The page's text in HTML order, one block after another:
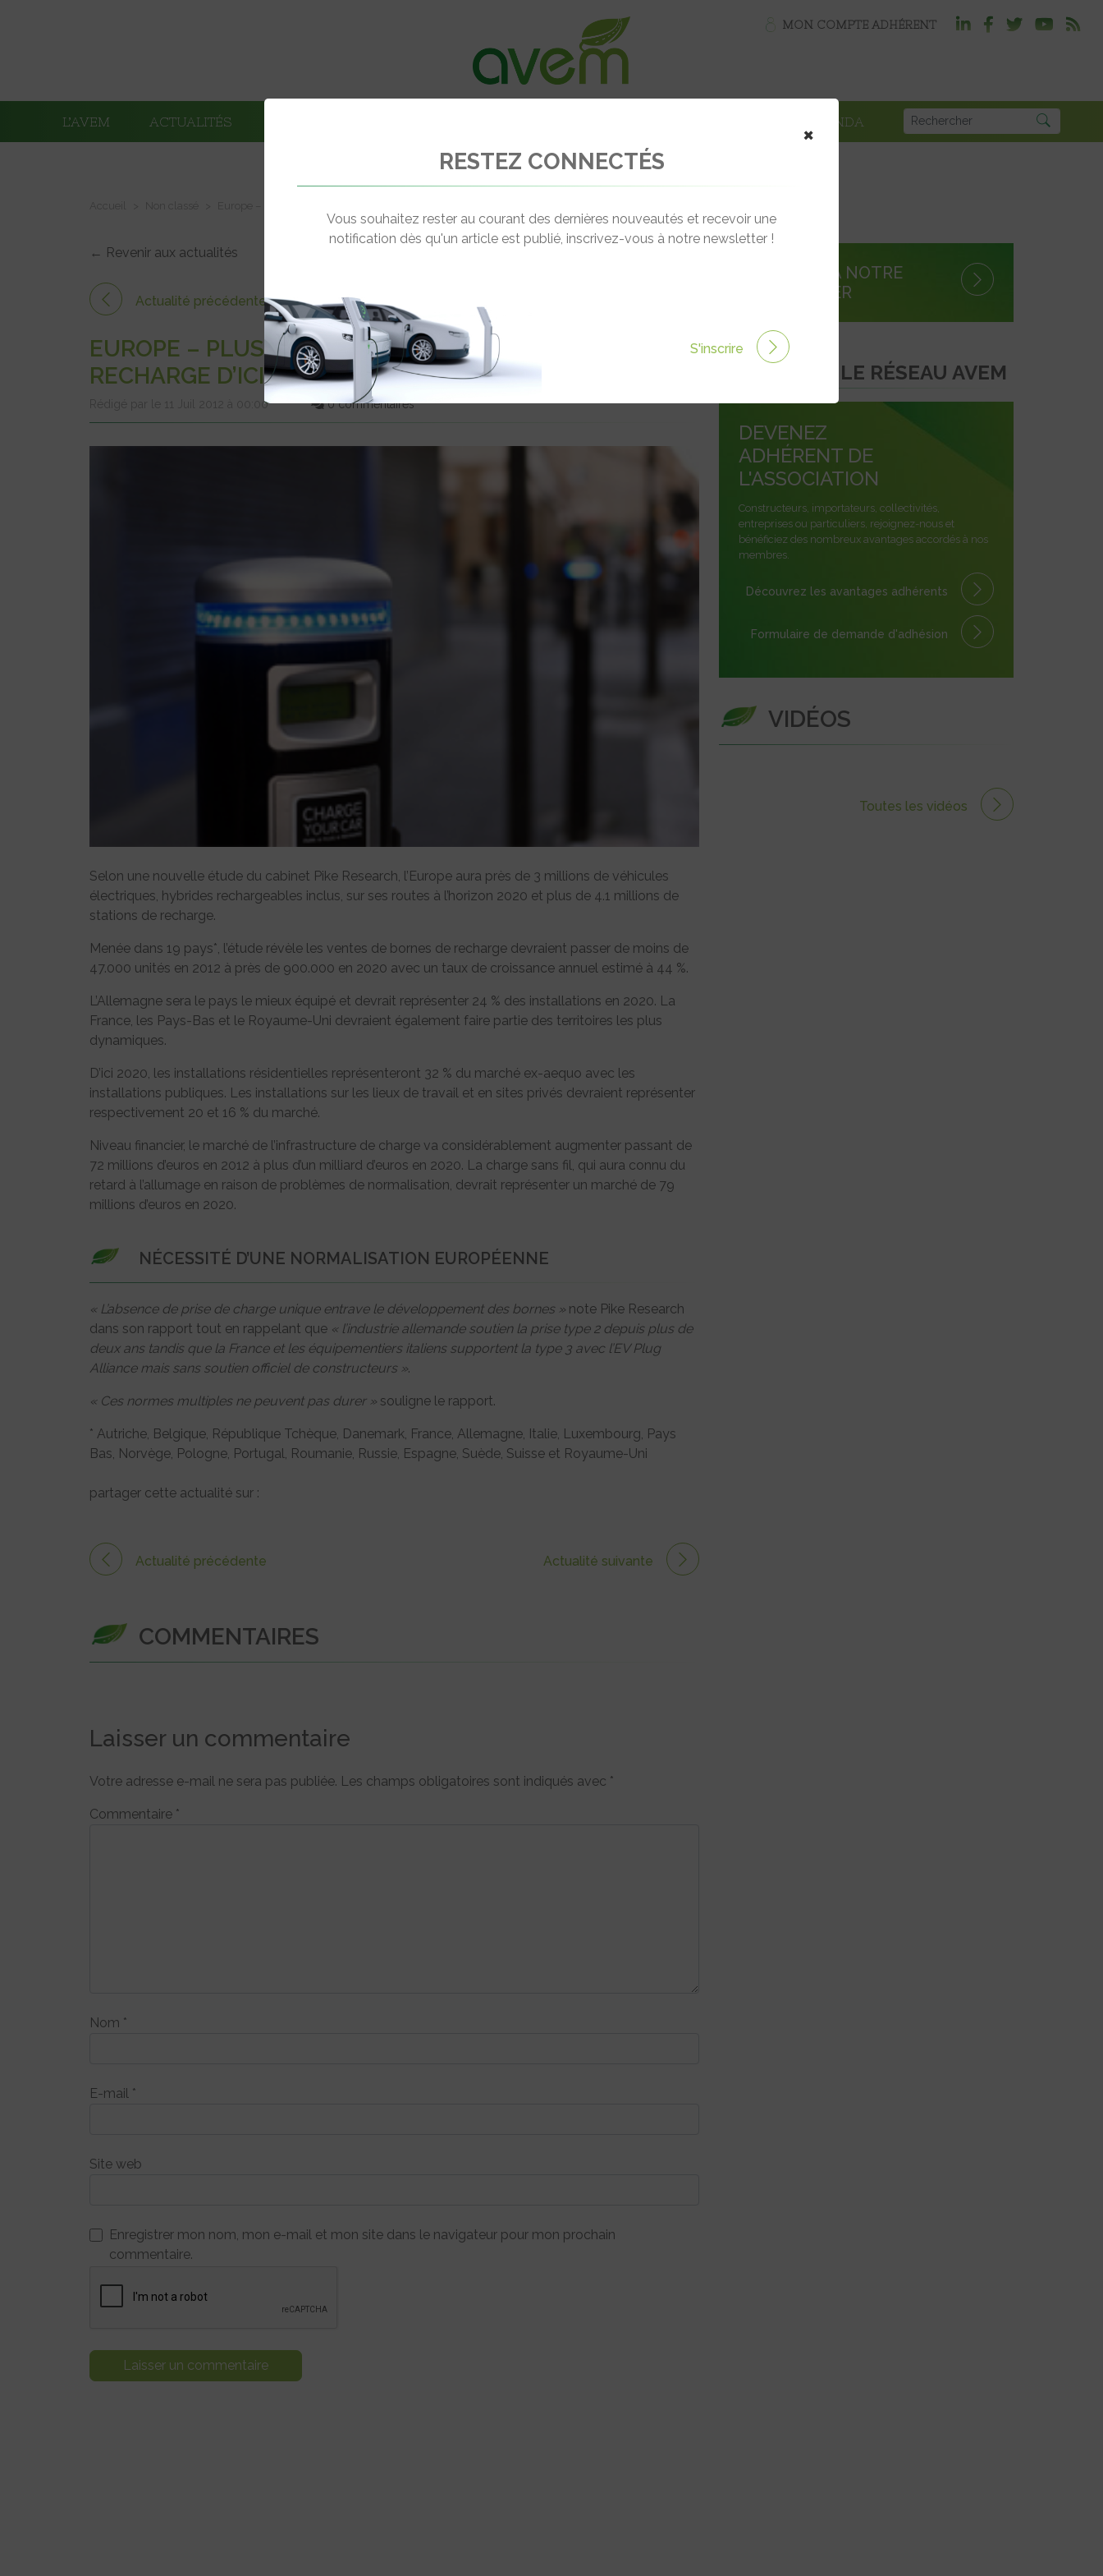
MON COMPTE ADHÉRENT
L’AVEM ACTUALITÉS AGENDA
← Revenir aux actualités
Actualité précédente
EUROPE – PLUS DE 4 MILLIONS DE BORNES DE
RECHARGE D’ICI 2020
Rédigé par le 11 Juil 2012 à 00:00 0 commentaires
Selon une nouvelle étude du cabinet Pike Research, l’Europe aura près de 3 millions de véhicules
électriques, hybrides rechargeables inclus, sur ses routes à l’horizon 2020 et plus de 4.1 millions de
stations de recharge.
Menée dans 19 pays*, l’étude révèle les ventes de bornes de recharge devraient passer de moins de
47.000 unités en 2012 à près de 900.000 en 2020 avec un taux de croissance annuel estimé à 44 %.
L’Allemagne sera le pays le mieux équipé et devrait représenter 24 % des installations en 2020. La
France, les Pays-Bas et le Royaume-Uni devraient également faire partie des territoires les plus
dynamiques.
D’ici 2020, les installations résidentielles représenteront 32 % du marché ex-aequo avec les
installations publiques. Les installations sur les lieux de travail et en sites privés devraient représenter
respectivement 20 et 16 % du marché.
Niveau financier, le marché de l’infrastructure de charge va considérablement augmenter passant de
72 millions d’euros en 2012 à plus d’un milliard d’euros en 2020. La charge sans fil, qui aura connu du
retard à l’allumage en raison de problèmes de normalisation, devrait représenter un marché de 79
millions d’euros en 2020.
NÉCESSITÉ D’UNE NORMALISATION EUROPÉENNE
« L’absence de prise de charge unique entrave le développement des bornes » note Pike Research
dans son rapport tout en rappelant que « l’industrie allemande soutien la prise type 2 depuis plus de
deux ans tandis que la France et les équipementiers italiens supportent la type 3 avec l’EV Plug
Alliance mais sans soutien officiel de constructeurs ».
« Ces normes multiples ne peuvent pas durer » souligne le rapport.
* Autriche, Belgique, République Tchèque, Danemark, France, Allemagne, Italie, Luxembourg, Pays
Bas, Norvège, Pologne, Portugal, Roumanie, Russie, Espagne, Suède, Suisse et Royaume-Uni
partager cette actualité sur :
Actualité précédente Actualité suivante
COMMENTAIRES
Laisser un commentaire
Votre adresse e-mail ne sera pas publiée. Les champs obligatoires sont indiqués avec *
Commentaire *
Nom *
E-mail *
Site web
Enregistrer mon nom, mon e-mail et mon site dans le navigateur pour mon prochain
commentaire.
S'INSCRIRE À NOTRE
NEWSLETTER
REJOINDRE LE RÉSEAU AVEM
DEVENEZ
ADHÉRENT DE
L'ASSOCIATION
Constructeurs, importateurs, collectivités,
entreprises ou particuliers, rejoignez-nous et
bénéficiez des nombreux avantages accordés à nos
membres.
Découvrez les avantages adhérents
Formulaire de demande d'adhésion
VIDÉOS
Toutes les vidéos
×
RESTEZ CONNECTÉS
Vous souhaitez rester au courant des dernières nouveautés et recevoir une
notification dès qu'un article est publié, inscrivez-vous à notre newsletter !
S'inscrire